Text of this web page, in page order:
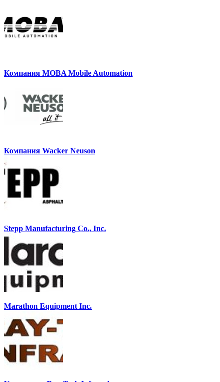
Компания MOBA Mobile Automation
Компания Wacker Neuson
Stepp Manufacturing Co., Inc.
Marathon Equipment Inc.